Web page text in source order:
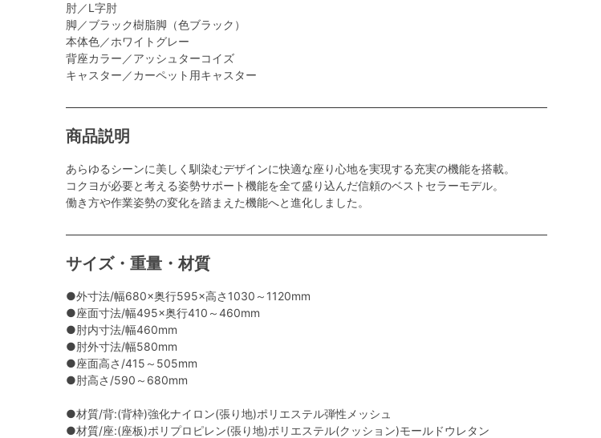
肘／L字肘
脚／ブラック樹脂脚（色ブラック）
本体色／ホワイトグレー
背座カラー／アッシュターコイズ
キャスター／カーペット用キャスター
商品説明
あらゆるシーンに美しく馴染むデザインに快適な座り心地を実現する充実の機能を搭載。
コクヨが必要と考える姿勢サポート機能を全て盛り込んだ信頼のベストセラーモデル。
働き方や作業姿勢の変化を踏まえた機能へと進化しました。
サイズ・重量・材質
●外寸法/幅680×奥行595×高さ1030～1120mm
●座面寸法/幅495×奥行410～460mm
●肘内寸法/幅460mm
●肘外寸法/幅580mm
●座面高さ/415～505mm
●肘高さ/590～680mm
●材質/背:(背枠)強化ナイロン(張り地)ポリエステル弾性メッシュ
●材質/座:(座板)ポリプロピレン(張り地)ポリエステル(クッション)モールドウレタン